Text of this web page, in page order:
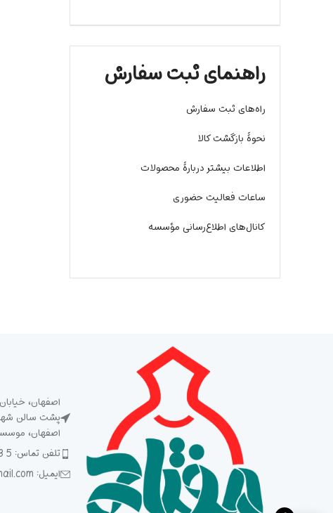
راهنمای ثبت سفارش
راه‌های ثبت سفارش
نحوۀ بازگشت کالا
اطلاعات بیشتر دربارۀ محصولات
ساعات فعالیت حضوری
کانال‌های اطلاع‌رسانی مؤسسه
اصفهان،
پشت سالن
اصفهان،
تلفن تماس: 5 93 92 92 0902
ایمیل: Meftah1394@gmail.com